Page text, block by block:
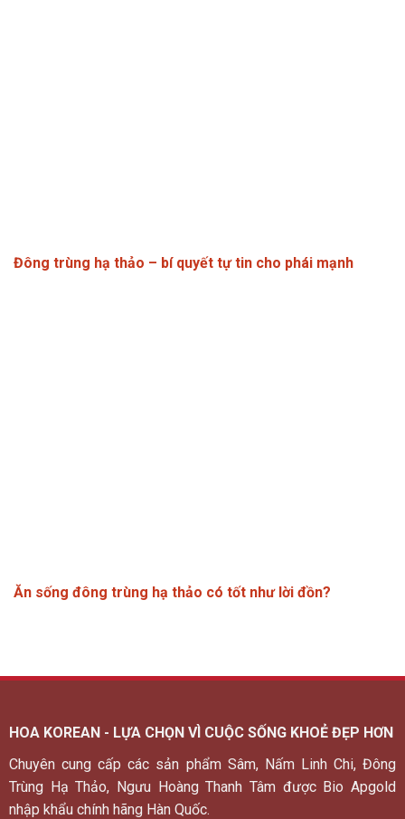
Đông trùng hạ thảo – bí quyết tự tin cho phái mạnh
Ăn sống đông trùng hạ thảo có tốt như lời đồn?
HOA KOREAN - LỰA CHỌN VÌ CUỘC SỐNG KHOẺ ĐẸP HƠN
Chuyên cung cấp các sản phẩm Sâm, Nấm Linh Chi, Đông
Trùng Hạ Thảo, Ngưu Hoàng Thanh Tâm được Bio Apgold
nhập khẩu chính hãng Hàn Quốc.